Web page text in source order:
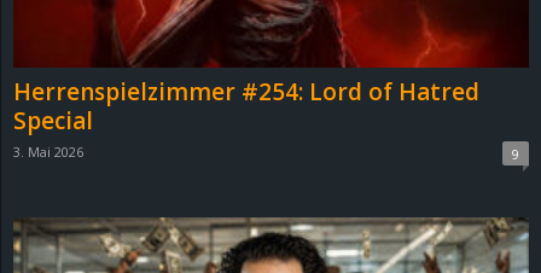
Herrenspielzimmer #254: Lord of Hatred
Special
3. Mai 2026 9